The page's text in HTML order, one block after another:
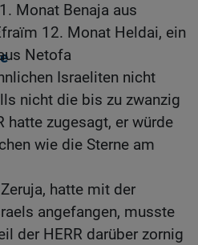
Monat Benaja aus
12. Monat Heldai, ein
Netofa
Israeliten nicht
nicht die bis zu zwanzig
hatte zugesagt, er würde
wie die Sterne am
hatte mit der
angefangen, musste
der HERR darüber zornig